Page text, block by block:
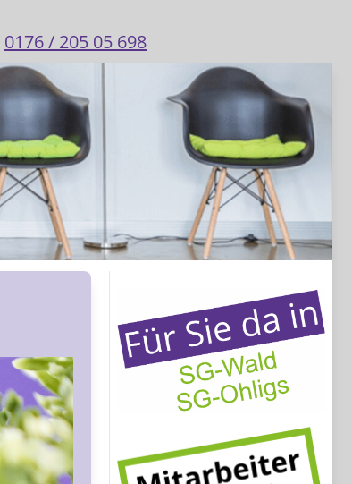
0176 / 205 05 698